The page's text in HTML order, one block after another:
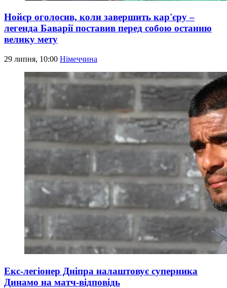
Нойєр оголосив, коли завершить кар'єру –
легенда Баварії поставив перед собою останню
велику мету
29 липня, 10:00 Німеччина
Екс-легіонер Дніпра налаштовує суперника
Динамо на матч-відповідь